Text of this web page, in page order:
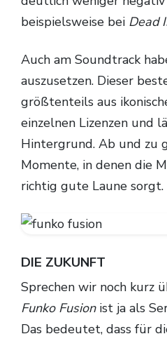
beispielsweise bei Dead
Auch am Soundtrack habe ich eigentlich nichts
auszusetzen. Dieser
größtenteils aus
einzelnen Lizenzen und
Hintergrund. Ab und zu
Momente, in denen die
richtig gute Laune sorgt.
DIE ZUKUNFT
Sprechen wir noch kurz
Funko Fusionist ja als
Das bedeutet, dass für